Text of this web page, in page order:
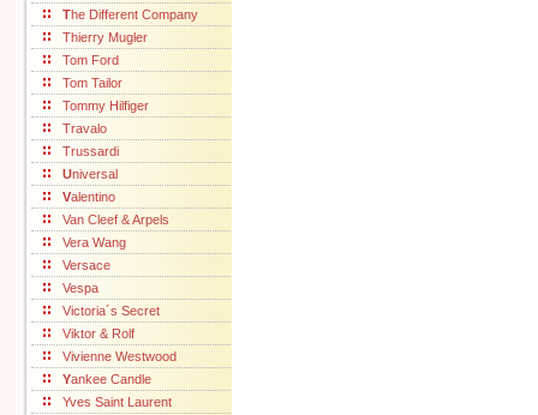
The Different Company
Thierry Mugler
Tom Ford
Tom Tailor
Tommy Hilfiger
Travalo
Trussardi
Universal
Valentino
Van Cleef & Arpels
Vera Wang
Versace
Vespa
Victoria´s Secret
Viktor & Rolf
Vivienne Westwood
Yankee Candle
Yves Saint Laurent